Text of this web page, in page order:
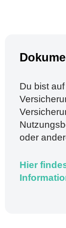
Du bist
oder
Hier